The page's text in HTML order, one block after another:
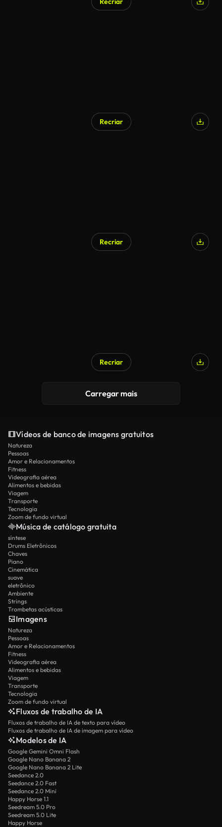
Recriar
Recriar
Recriar
Carregar mais
Vídeos de banco de imagens gratuitos
Natureza
Pessoas
Amor e Relacionamentos
Fitness
Videografia aérea
Alimentos e bebidas
Viagem
Transporte
Tecnologia
Zoom de fundo virtual
Música de catálogo gratuita
síntese
Drums Eletrônicos
Chaves
Piano
Cinemática
suave
eletrônico
Ambiente
Strings
Trombetas acústicas
Imagens
Natureza
Pessoas
Amor e Relacionamentos
Fitness
Videografia aérea
Alimentos e bebidas
Viagem
Transporte
Tecnologia
Zoom de fundo virtual
Fluxos de trabalho de IA
Fluxos de trabalho de IA de texto para vídeo
Fluxos de trabalho de IA de imagem para vídeo
Modelos de IA
Google Gemini Omni Flash
Google Nano Banana 2
Google Nano Banana 2 Lite
Seedance 2.0
Seedance 2.0 Fast
Seedance 2.0 Mini
Happy Horse 1.1
Seedream 5.0 Pro
Seedream 5.0 Lite
Happy Horse